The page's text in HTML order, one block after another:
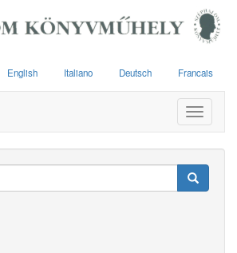
English Italiano Deutsch Francais
Toggle